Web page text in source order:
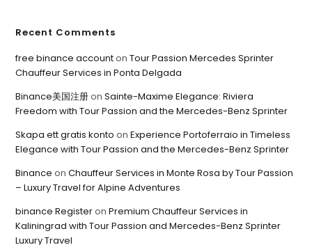
Recent Comments
free binance accountonTour Passion Mercedes Sprinter
Chauffeur Services in Ponta Delgada
Binance美国注册onSainte-Maxime Elegance: Riviera
Freedom with Tour Passion and the Mercedes-Benz Sprinter
Skapa ett gratis konto onExperience Portoferraio in Timeless
Elegance with Tour Passion and the Mercedes-Benz Sprinter
Binance onChauffeur Services in Monte Rosa by Tour Passion
– Luxury Travel for Alpine Adventures
binance RegisteronPremium Chauffeur Services in
Kaliningrad with Tour Passion and Mercedes-Benz Sprinter
Luxury Travel